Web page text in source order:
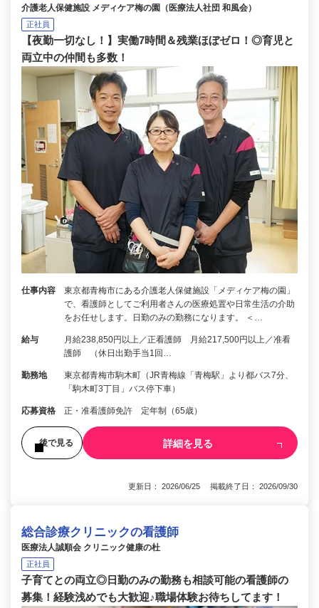
介護老人保健施設 メディケア梅の園（医療法人社団 和風会）
正社員
【夜勤一切なし！】実働7時間＆残業ほぼゼロ！◎育児と
両立中の仲間も多数！
仕事内容
東京都青梅市にある介護老人保健施設「メディケア梅の園」
で、看護師としてご利用者さんの医療処置や日常生活の介助
をお任せします。日勤のみの勤務になります。 ＜…
給与
月給238,850円以上／正看護師 月給217,500円以上／准看
護師 （休日出勤手当1回…
勤務地
東京都青梅市駒木町（JR青梅線「青梅駅」より都バス7分、
「駒木町3丁目」バス停下車）
応募資格 正・准看護師免許 定年制（65歳）
後で見る 詳細を見る
更新日： 2026/06/25 掲載終了日： 2026/09/30
総合診療クリニックの看護師
医療法人誠順会 クリニック健康の杜
正社員
子育てとの両立◎日勤のみの勤務も相談可能の看護師の
募集！経験浅めでも大歓迎♪職場体験お待ちしてます！